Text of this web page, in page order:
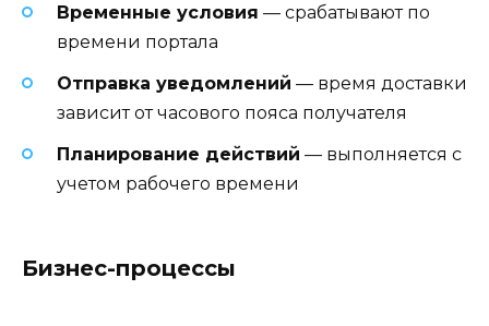
Временные условия — срабатывают по
времени портала
Отправка уведомлений — время доставки
зависит от часового пояса получателя
Планирование действий — выполняется с
учетом рабочего времени
Бизнес-процессы